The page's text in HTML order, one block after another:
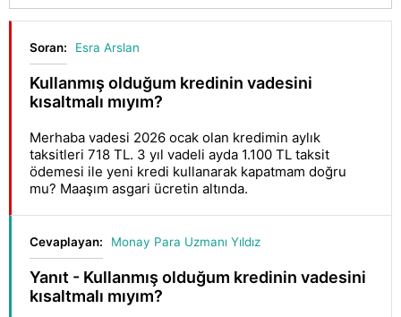
Soran: Esra Arslan
Kullanmış olduğum kredinin vadesini
kısaltmalı mıyım?
Merhaba vadesi 2026 ocak olan kredimin aylık
taksitleri 718 TL. 3 yıl vadeli ayda 1.100 TL taksit
ödemesi ile yeni kredi kullanarak kapatmam doğru
mu? Maaşım asgari ücretin altında.
Cevaplayan: Monay Para Uzmanı Yıldız
Yanıt - Kullanmış olduğum kredinin vadesini
kısaltmalı mıyım?